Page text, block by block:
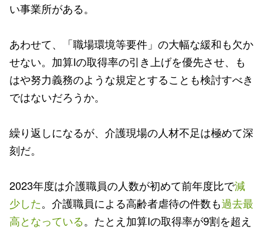
い事業所がある。
あわせて、「職場環境等要件」の大幅な緩和も欠か
せない。加算Iの取得率の引き上げを優先させ、も
はや努力義務のような規定とすることも検討すべき
ではないだろうか。
繰り返しになるが、介護現場の人材不足は極めて深
刻だ。
2023年度は介護職員の人数が初めて前年度比で減
少した。介護職員による高齢者虐待の件数も過去最
高となっている。たとえ加算Iの取得率が9割を超え